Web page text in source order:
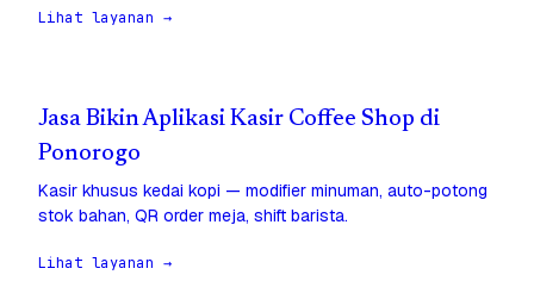
Lihat layanan →
Jasa Bikin Aplikasi Kasir Coffee Shop di
Ponorogo
Kasir khusus kedai kopi — modifier minuman, auto-potong
stok bahan, QR order meja, shift barista.
Lihat layanan →